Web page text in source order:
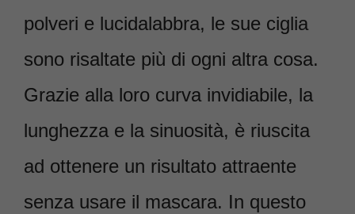
polveri e lucidalabbra, le sue ciglia
sono risaltate più di ogni altra cosa.
Grazie alla loro curva invidiabile, la
lunghezza e la sinuosità, è riuscita
ad ottenere un risultato attraente
senza usare il mascara. In questo